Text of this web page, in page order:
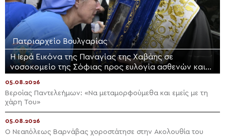
Πατριαρχείο Βουλγαρίας
Η Ιερά Εικόνα της Παναγίας της Χαβάης σε
νοσοκομείο της Σόφιας προς ευλογία ασθενών και
05.08.2026
Βεροίας Παντελεήμων: «Nα μεταμορφούμεθα και εμείς με τη
χάρη Του»
05.08.2026
Ο Νεαπόλεως Βαρνάβας χοροστάτησε στην Ακολουθία του